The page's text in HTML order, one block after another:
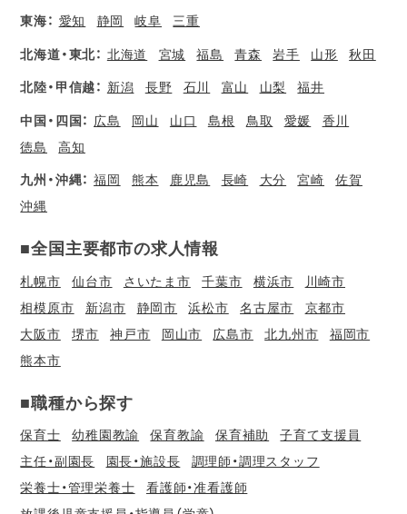
東海： 愛知 静岡 岐阜 三重
北海道・東北： 北海道 宮城 福島 青森 岩手 山形 秋田
北陸・甲信越： 新潟 長野 石川 富山 山梨 福井
中国・四国： 広島 岡山 山口 島根 鳥取 愛媛
香川
徳島
高知
九州・沖縄： 福岡 熊本 鹿児島 長崎 大分 宮崎
佐賀
沖縄
■全国主要都市の求人情報
札幌市 仙台市 さいたま市 千葉市 横浜市
川崎市
相模原市
新潟市 静岡市 浜松市 名古屋市
京都市
大阪市
堺市 神戸市 岡山市 広島市 北九州市
福岡市
熊本市
■職種から探す
保育士 幼稚園教諭 保育教諭 保育補助
子育て支援員
主任・副園長
園長・施設長
調理師・調理スタッフ
栄養士・管理栄養士
看護師・准看護師